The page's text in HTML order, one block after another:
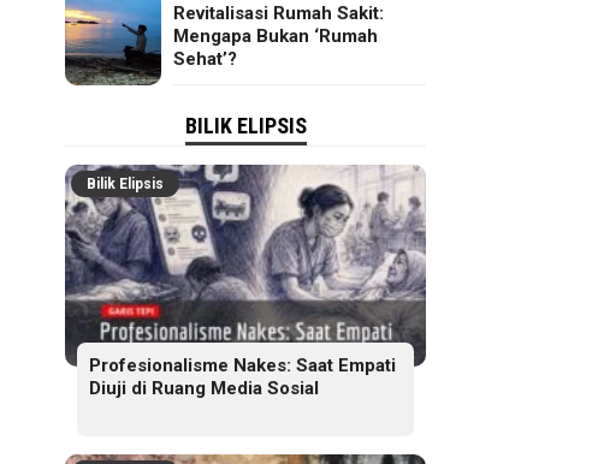
Revitalisasi Rumah Sakit:
Mengapa Bukan ‘Rumah
Sehat’?
BILIK ELIPSIS
Bilik Elipsis
Profesionalisme Nakes: Saat Empati
Diuji di Ruang Media Sosial